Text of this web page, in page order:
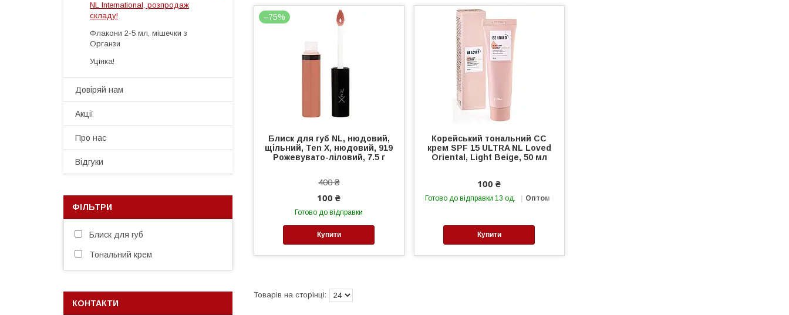
–75%
Блиск для губ NL, нюдовий,
щільний, Ten X, нюдовий, 919
Рожевувато-ліловий, 7.5 г
400 ₴
100 ₴
Готово до відправки
Купити
Корейський тональний CC
крем SPF 15 ULTRA NL Loved
Oriental, Light Beige, 50 мл
100 ₴
Готово до відправки 13 од. Оптом і в роздріб
Купити
NL International, розпродаж
складу!
Флакони 2-5 мл, мішечки з
Органзи
Уцінка!
Довіряй нам
Акції
Про нас
Відгуки
ФІЛЬТРИ
Блиск для губ
Тональний крем
КОНТАКТИ